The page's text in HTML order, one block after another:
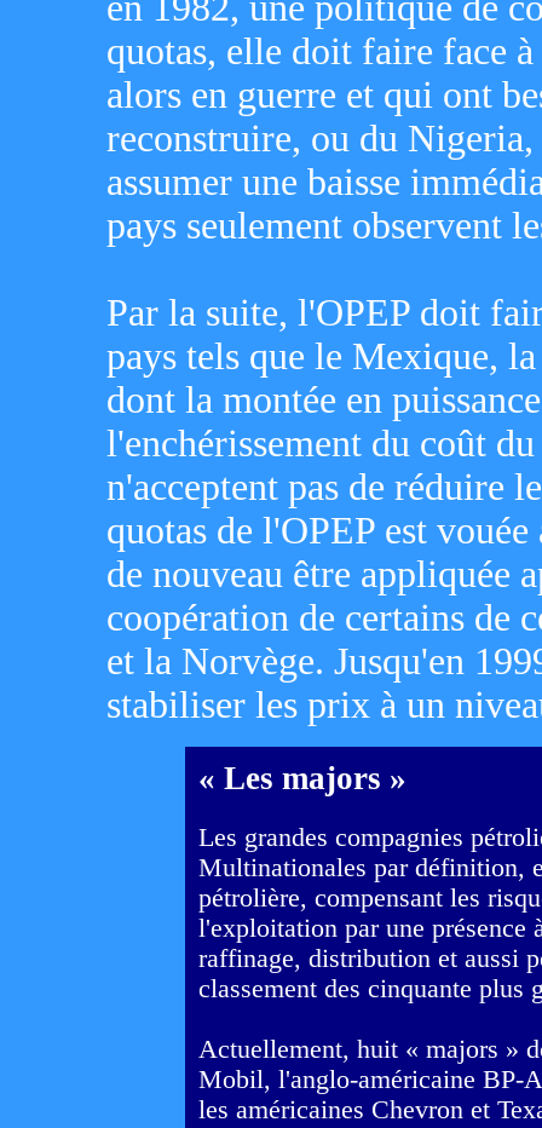
quotas, elle doit faire face
alors en guerre et qui ont
reconstruire, ou du
assumer une baisse
pays seulement observent
Par la suite, l'OPEP doit
pays tels que le Mexique,
dont la montée en
l'enchérissement du coût
n'acceptent pas de réduire
quotas de l'OPEP est
de nouveau être appliquée
coopération de certains de
et la Norvège. Jusqu'en
stabiliser les prix à un
« Les majors »
Les grandes compagnies
Multinationales par définition,
pétrolière, compensant les
l'exploitation par une présence
raffinage, distribution et aussi
classement des cinquante plus
Actuellement, huit « majors »
Mobil, l'anglo-américaine BP-
les américaines Chevron et